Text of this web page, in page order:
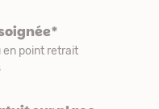
en point retrait